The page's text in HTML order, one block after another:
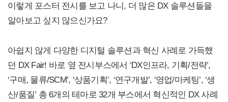
이렇게 포스터 전시를 보고 나니, 더 많은 DX 솔루션들을
알아보고 싶지 않으신가요?
아쉽지 않게 다양한 디지털 솔루션과 혁신 사례로 가득했
던 DX Fair! 바로 옆 전시부스에서 ‘DX인프라, 기획/전략’,
‘구매, 물류/SCM’, ‘상품기획’, ‘연구개발’, ‘영업/마케팅’, ‘생
산/품질’ 총 6개의 테마로 32개 부스에서 혁신적인 DX 사례